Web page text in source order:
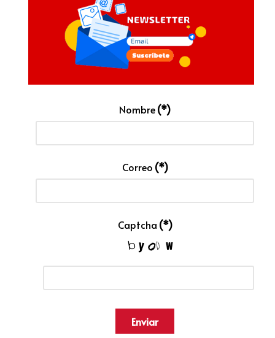
Nombre(*)
Correo (*)
Captcha (*)
Enviar